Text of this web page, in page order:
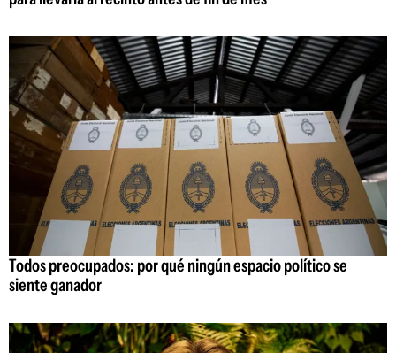
Todos preocupados: por qué ningún espacio político se
siente ganador